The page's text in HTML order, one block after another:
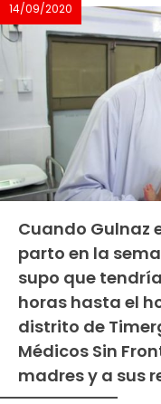
14/09/2020
Cuando Gulnaz
parto en la
supo que
horas hasta el
distrito de
Médicos Sin
madres y a sus